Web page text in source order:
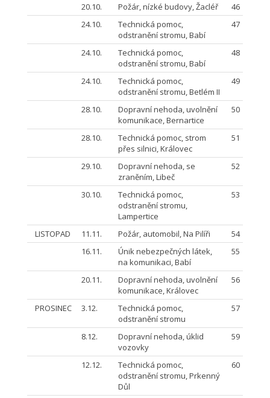
20.10. Požár, nízké budovy, Žacléř
46
24.10.
Technická pomoc,
odstranění stromu, Babí
47
24.10.
Technická pomoc,
odstranění stromu, Babí
48
24.10.
Technická pomoc,
odstranění stromu, Betlém II
49
28.10.
Dopravní nehoda, uvolnění
komunikace, Bernartice
50
28.10.
Technická pomoc, strom
přes silnici, Královec
51
29.10.
Dopravní nehoda, se
zraněním, Libeč
52
30.10.
Technická pomoc,
odstranění stromu,
Lampertice
53
LISTOPAD 11.11. Požár, automobil, Na Pilíři
54
16.11.
Únik nebezpečných látek,
na komunikaci, Babí
55
20.11.
Dopravní nehoda, uvolnění
komunikace, Královec
56
PROSINEC 3.12.
Technická pomoc,
odstranění stromu
57
8.12.
Dopravní nehoda, úklid
vozovky
59
12.12.
Technická pomoc,
odstranění stromu, Prkenný
Důl
60